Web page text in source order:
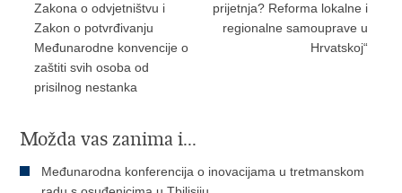
Zakona o odvjetništvu i
Zakon o potvrđivanju
Međunarodne konvencije o
zaštiti svih osoba od
prisilnog nestanka
prijetnja? Reforma lokalne i
regionalne samouprave u
Hrvatskoj“
Možda vas zanima i...
Međunarodna konferencija o inovacijama u tretmanskom